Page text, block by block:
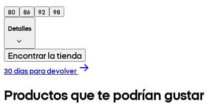
80 86 92
98
Detalles
Encontrar la tienda
30 días para devolver
Productos que te podrían gustar